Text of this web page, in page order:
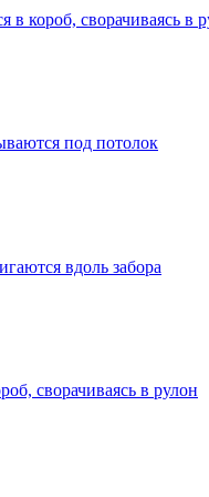
короб, сворачиваясь в
под потолок
вдоль забора
сворачиваясь в рулон